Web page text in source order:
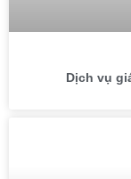
Dịch vụ